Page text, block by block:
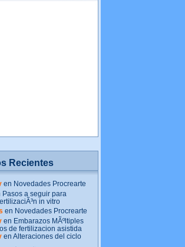
Recientes
en Novedades Procrearte
Pasos a seguir para
in vitro
en Novedades Procrearte
en Embarazos MÃºltiples
de fertilizacion asistida
en Alteraciones del ciclo